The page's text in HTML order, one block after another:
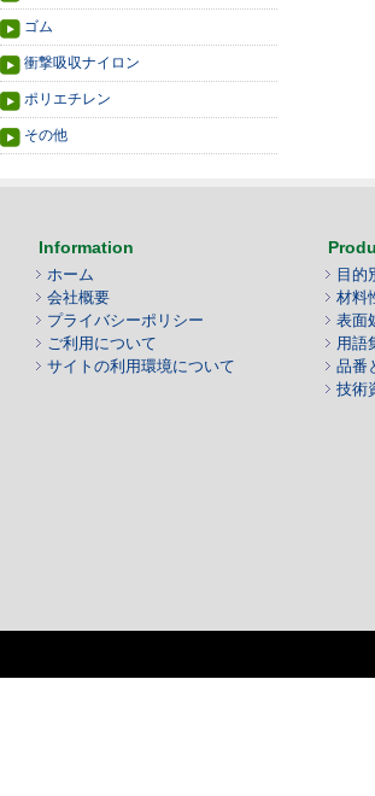
ゴム
衝撃吸収ナイロン
ポリエチレン
その他
Information
ホーム
会社概要
プライバシーポリシー
ご利用について
サイトの利用環境について
目的
材料
表面
用語
品番
技術